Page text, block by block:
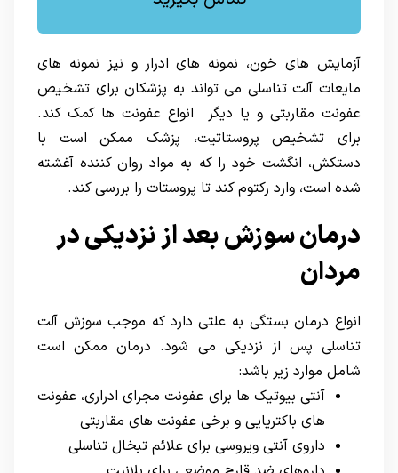
آزمایش های خون، نمونه های ادرار و نیز نمونه های
مایعات آلت تناسلی می تواند به پزشکان برای تشخیص
عفونت مقاربتی و یا دیگر انواع عفونت ها کمک کند.
برای تشخیص پروستاتیت، پزشک ممکن است با
دستکش، انگشت خود را که به مواد روان کننده آغشته
شده است، وارد رکتوم کند تا پروستات را بررسی کند.
درمان سوزش بعد از نزديكی در
مردان
انواع درمان بستگی به علتی دارد که موجب سوزش آلت
تناسلی پس از نزدیکی می شود. درمان ممکن است
شامل موارد زیر باشد:
آنتی بیوتیک ها برای عفونت مجرای ادراری، عفونت
های باکتریایی و برخی عفونت های مقاربتی
داروی آنتی ویروسی برای علائم تبخال تناسلی